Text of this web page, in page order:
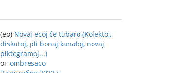
(eo) Novaj ecoj ĉe tubaro (Kolektoj,
diskutoj, pli bonaj kanaloj, novaj
piktogramoj...)
от ombresaco